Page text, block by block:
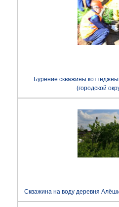
Бурение скважины
(городской
Скважина на воду деревня